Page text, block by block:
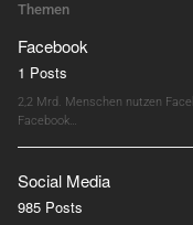
Themen
Facebook
1 Posts
2,2 Mrd. Menschen nutzen
Facebook…
Social Media
985 Posts